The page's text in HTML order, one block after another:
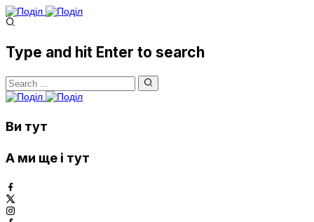
Type and hit Enter to search
Ви тут
А ми ще і тут